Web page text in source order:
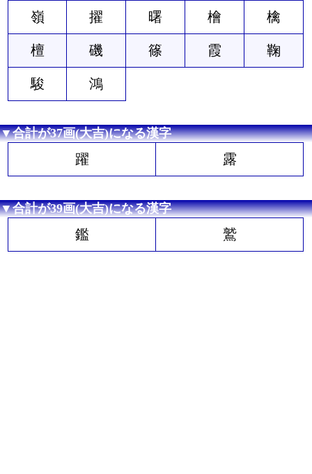
嶺 擢 曙 檜 檎
檀 磯 篠 霞 鞠
駿 鴻
▼合計が37画(大吉)になる漢字
躍 露
▼合計が39画(大吉)になる漢字
鑑 鷲